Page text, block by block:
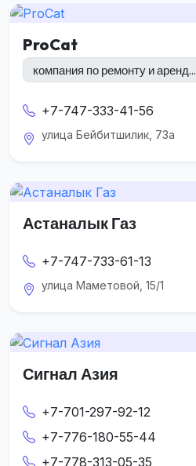
ProCat
компания по ремонту и аренд...
+7-747-333-41-56
улица Бейбитшилик, 73а
Астаналык Газ
+7-747-733-61-13
улица Маметовой, 15/1
Сигнал Азия
+7-701-297-92-12
+7-776-180-55-44
+7-778-313-05-35